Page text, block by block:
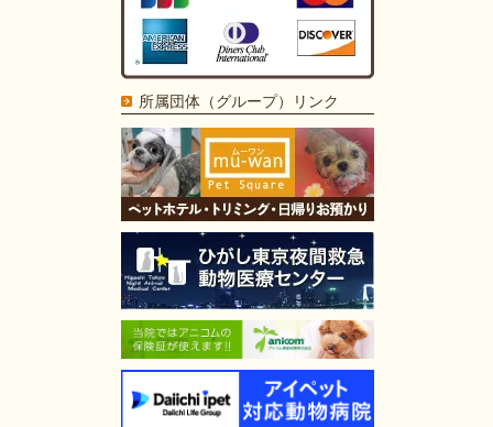
所属団体（グループ）リンク